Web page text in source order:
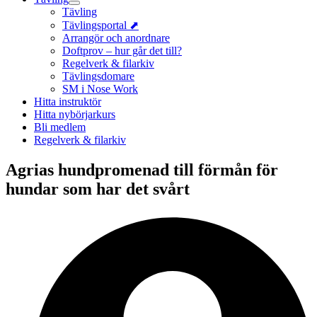
Tävling
Tävlingsportal ⬈
Arrangör och anordnare
Doftprov – hur går det till?
Regelverk & filarkiv
Tävlingsdomare
SM i Nose Work
Hitta instruktör
Hitta nybörjarkurs
Bli medlem
Regelverk & filarkiv
Agrias hundpromenad till förmån för
hundar som har det svårt